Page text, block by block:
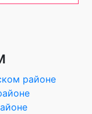
районе